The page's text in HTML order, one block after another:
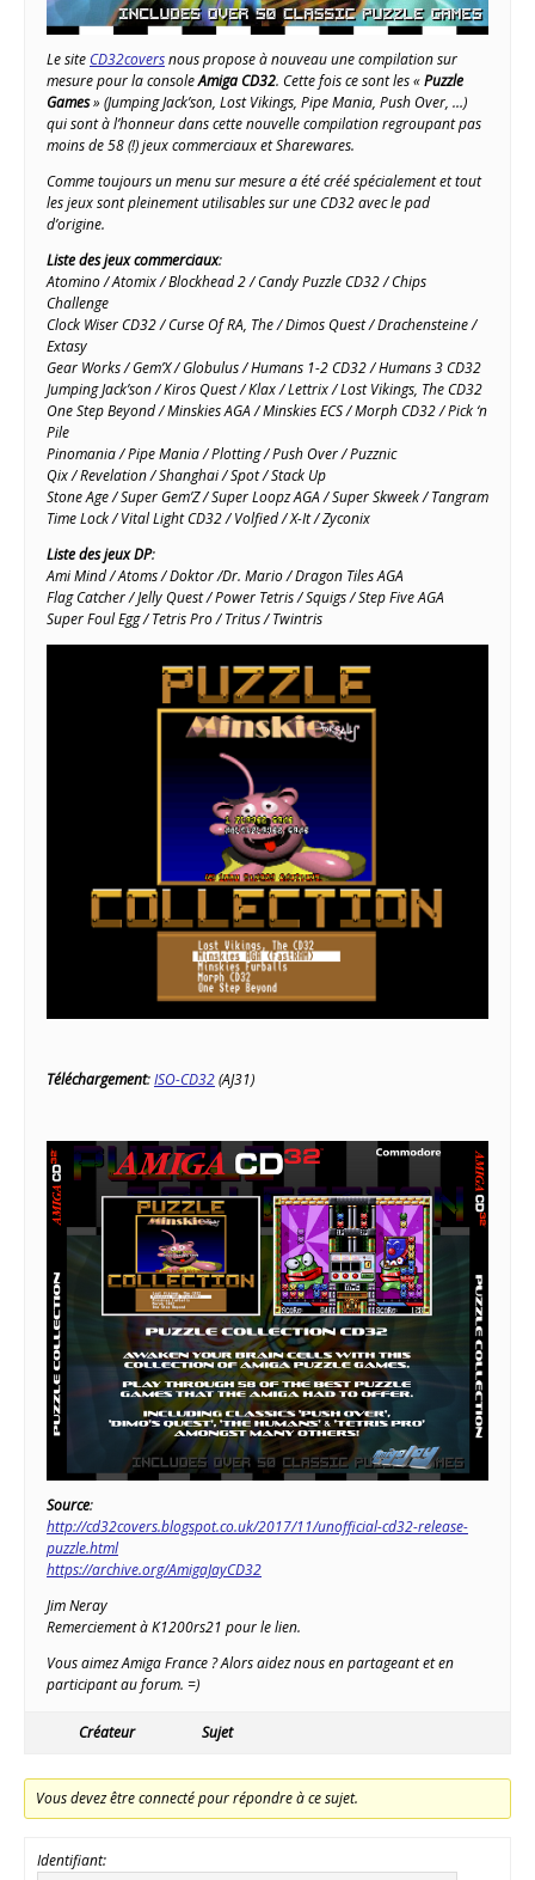
Le site CD32coversnous propose à nouveau une compilation sur
mesure pour la consoleAmiga CD32. Cette fois ce sont les «Puzzle
Games» (Jumping Jack’son, Lost Vikings, Pipe Mania, Push Over, …)
qui sont à l’honneur dans cette nouvelle compilation regroupant pas
moins de 58 (!) jeux commerciaux et Sharewares.
Comme toujours un menu sur mesure a été créé spécialement et tout
les jeux sont pleinement utilisables sur une CD32 avec le pad
d’origine.
Liste des jeux commerciaux:
Atomino / Atomix / Blockhead 2 / Candy Puzzle CD32 / Chips
Challenge
Clock Wiser CD32 / Curse Of RA, The / Dimos Quest / Drachensteine /
Extasy
Gear Works / Gem’X / Globulus / Humans 1-2 CD32 / Humans 3 CD32
Jumping Jack’son / Kiros Quest / Klax / Lettrix / Lost Vikings, The CD32
One Step Beyond / Minskies AGA / Minskies ECS / Morph CD32 / Pick ‘n
Pile
Pinomania / Pipe Mania / Plotting / Push Over / Puzznic
Qix / Revelation / Shanghai / Spot / Stack Up
Stone Age / Super Gem’Z / Super Loopz AGA / Super Skweek / Tangram
Time Lock / Vital Light CD32 / Volfied / X-It / Zyconix
Liste des jeux DP:
Ami Mind / Atoms / Doktor /Dr. Mario / Dragon Tiles AGA
Flag Catcher / Jelly Quest / Power Tetris / Squigs / Step Five AGA
Super Foul Egg / Tetris Pro / Tritus / Twintris
Téléchargement:ISO-CD32(AJ31)
Source:
http://cd32covers.blogspot.co.uk/2017/11/unofficial-cd32-release-
puzzle.html
https://archive.org/AmigaJayCD32
Jim Neray
Remerciement à K1200rs21 pour le lien.
Vous aimez Amiga France ? Alors aidez nous en partageant et en
participant au forum. =)
Créateur Sujet
Vous devez être connecté pour répondre à ce sujet.
Identifiant: